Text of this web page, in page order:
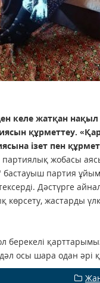
келе жатқан
құрметтеу.
ізет пен
партиялық жобасы
партия
Дәстүрге
жастарды
берекелі
осы шара одан